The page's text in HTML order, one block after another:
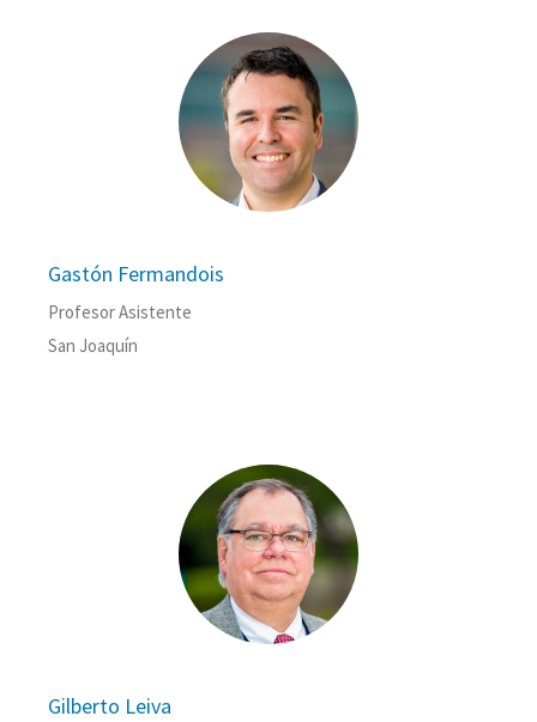
Gastón Fermandois
Profesor Asistente
San Joaquín
Gilberto Leiva